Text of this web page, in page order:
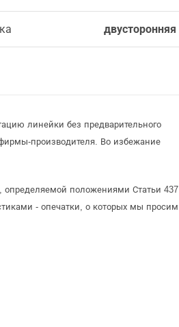
двусторонняя
линейки без предварительного
производителя. Во избежание
определяемой положениями Статьи 437
- опечатки, о которых мы просим